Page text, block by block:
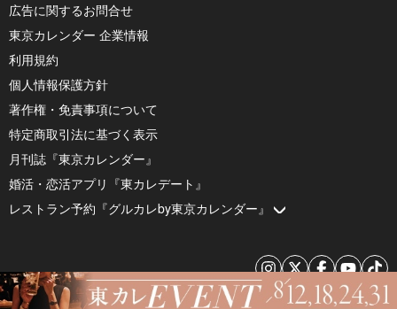
広告に関するお問合せ
東京カレンダー 企業情報
利用規約
個人情報保護方針
著作権・免責事項について
特定商取引法に基づく表示
月刊誌『東京カレンダー』
婚活・恋活アプリ『東カレデート』
レストラン予約『グルカレby東京カレンダー』
© 2026 by Tokyo Calendar, Inc.